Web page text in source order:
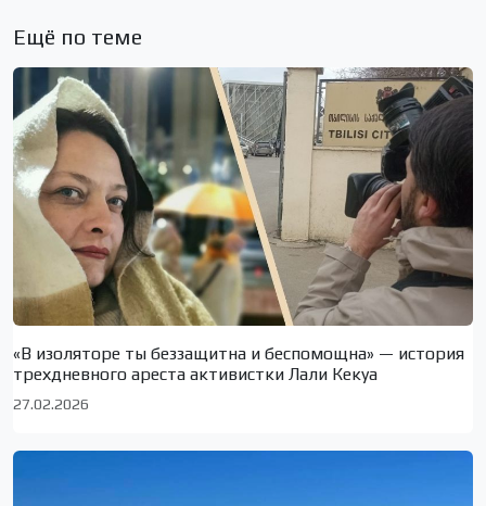
Ещё по теме
«В изоляторе ты беззащитна и беспомощна» — история
трехдневного ареста активистки Лали Кекуа
27.02.2026